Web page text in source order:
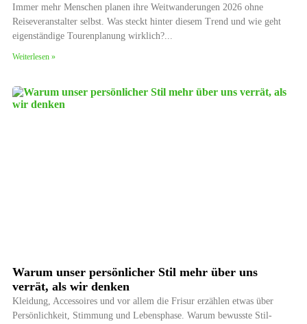
Immer mehr Menschen planen ihre Weitwanderungen 2026 ohne
Reiseveranstalter selbst. Was steckt hinter diesem Trend und wie geht
eigenständige Tourenplanung wirklich?
Weiterlesen »
Warum unser persönlicher Stil mehr über uns
verrät, als wir denken
Kleidung, Accessoires und vor allem die Frisur erzählen etwas über
Persönlichkeit, Stimmung und Lebensphase. Warum bewusste Stil-